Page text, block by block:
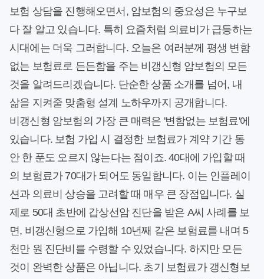
보험 상담을 진행해오면서, 암보험의 중요성은 누구보
다 잘 알고 있습니다. 특히 요즘처럼 의료비가 급등하는
시대에는 더욱 그러합니다. 오늘은 여러분께 평생 변함
없는 보험료로 든든함을 주는 비갱신형 암보험의 모든
것을 알려드리겠습니다. 단순한 상품 소개를 넘어, 내
삶을 지켜줄 맞춤형 설계 노하우까지 공개합니다.
비갱신형 암보험의 가장 큰 매력은 '변함없는 보험료'에
있습니다. 보험 가입 시 결정한 보험료가 계약 기간 동
안 한 푼도 오르지 않는다는 점이죠. 40대에 가입할 때
의 보험료가 70대가 되어도 동일합니다. 이는 인플레이
션과 의료비 상승을 고려할 때 매우 큰 장점입니다. 실
제로 50대 초반에 갑상선암 진단을 받은 A씨 사례를 보
면, 비갱신형으로 가입해 10년째 같은 보험료를 내며 5
천만 원 진단비를 수령할 수 있었습니다. 하지만 모든
것이 완벽한 상품은 아닙니다. 초기 보험료가 갱신형보